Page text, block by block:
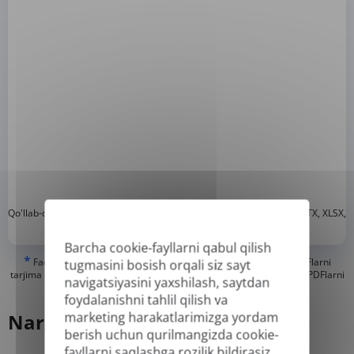
Barcha cookie-fayllarni qabul qilish
tugmasini bosish orqali siz sayt
navigatsiyasini yaxshilash, saytdan
foydalanishni tahlil qilish va
marketing harakatlarimizga yordam
berish uchun qurilmangizda cookie-
Qo'llab-quvvatlanadigan formatlar: DOC, DOCX, ODT, PDF , CSV, PPTX, XLSX,
* Faqat "haqiqiy" yoki raqamli yaratilgan PDF va qidiriladigan PDFlarni
tarjima qila olishimiz mumkin, lekin "faqat rasm" yoki skanerlangan PDFlarni
tarjima qila olmaymiz.
Narx